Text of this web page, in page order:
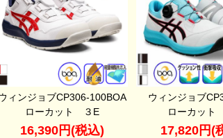
ィンジョブCP306-100BOA
ローカット ３E
16,390円(税込)
ウィンジョブ
ローカッ
17,820円(